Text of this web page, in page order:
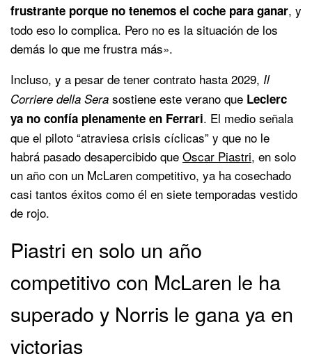
frustrante porque no tenemos el coche para ganar, y
todo eso lo complica. Pero no es la situación de los
demás lo que me frustra más».
Incluso, y a pesar de tener contrato hasta 2029, Il
Corriere della Sera sostiene este verano que Leclerc
ya no confía plenamente en Ferrari. El medio señala
que el piloto “atraviesa crisis cíclicas” y que no le
habrá pasado desapercibido que Oscar Piastri, en solo
un año con un McLaren competitivo, ya ha cosechado
casi tantos éxitos como él en siete temporadas vestido
de rojo.
Piastri en solo un año
competitivo con McLaren le ha
superado y Norris le gana ya en
victorias